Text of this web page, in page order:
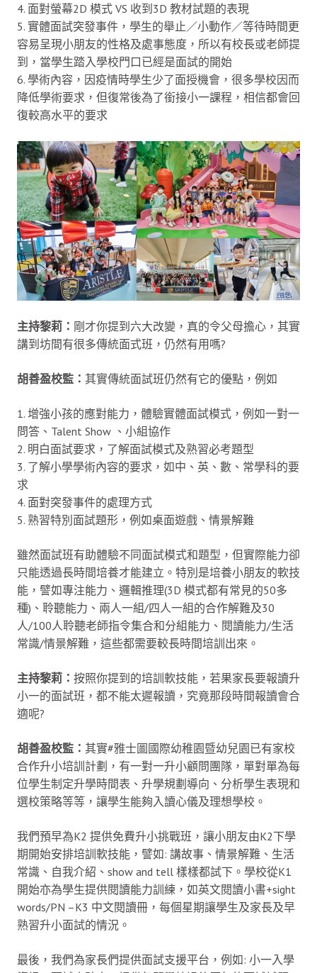
4. 面對螢幕2D 模式 VS 收到3D 教材試題的表現
5. 實體面試突發事件，學生的舉止／小動作／等待時間更
容易呈現小朋友的性格及處事態度，所以有校長或老師提
到，當學生踏入學校門口已經是面試的開始
6. 學術內容，因疫情時學生少了面授機會，很多學校因而
降低學術要求，但復常後為了銜接小一課程，相信都會回
復較高水平的要求
主持黎莉： 剛才你提到六大改變，真的令父母擔心，其實
講到坊間有很多傳統面式班，仍然有用嗎?
胡善盈校監： 其實傳統面試班仍然有它的優點，例如
1. 增強小孩的應對能力，體驗實體面試模式，例如一對一
問答、Talent Show 、小組協作
2. 明白面試要求，了解面試模式及熟習必考題型
3. 了解小學學術內容的要求，如中、英、數、常學科的要
求
4. 面對突發事件的處理方式
5. 熟習特別面試題形，例如桌面遊戲、情景解難
雖然面試班有助體驗不同面試模式和題型，但實際能力卻
只能透過長時間培養才能建立。特別是培養小朋友的軟技
能，譬如專注能力、邏輯推理(3D 模式都有常見的50多
種)、聆聽能力、兩人一組/四人一組的合作解難及30
人/100人聆聽老師指令集合和分組能力、閱讀能力/生活
常識/情景解難，這些都需要較長時間培訓出來。
主持黎莉： 按照你提到的培訓軟技能，若果家長要報讀升
小一的面試班，都不能太遲報讀，究竟那段時間報讀會合
適呢?
胡善盈校監： 其實#雅士圖國際幼稚園暨幼兒園已有家校
合作升小培訓計劃，有一對一升小顧問團隊，單對單為每
位學生制定升學時間表、升學規劃導向、分析學生表現和
選校策略等等，讓學生能夠入讀心儀及理想學校。
我們預早為K2 提供免費升小挑戰班，讓小朋友由K2下學
期開始安排培訓軟技能，譬如: 講故事、情景解難、生活
常識、自我介紹、show and tell 樣樣都試下。學校從K1
開始亦為學生提供閱讀能力訓練，如英文閱讀小書+sight
words/PN –K3 中文閱讀冊，每個星期讓學生及家長及早
熟習升小面試的情況。
最後，我們為家長們提供面試支援平台，例如: 小一入學